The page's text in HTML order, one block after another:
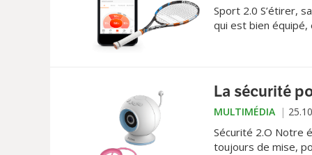
Sport 2.0 S’étirer,
qui est bien équipé,
La sécurité
MULTIMÉDIA
Sécurité 2.O Notre
toujours de mise,